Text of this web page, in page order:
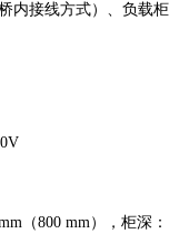
内接线方式）、负载柜
（800 mm），柜深：